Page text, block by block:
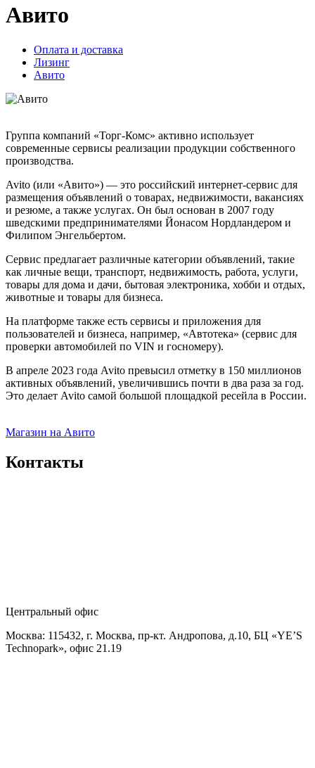
Авито
Оплата и доставка
Лизинг
Авито
Группа компаний «Торг-Комс» активно использует
современные сервисы реализации продукции собственного
производства.
Avito (или «Авито») — это российский интернет-сервис для
размещения объявлений о товарах, недвижимости, вакансиях
и резюме, а также услугах. Он был основан в 2007 году
шведскими предпринимателями Йонасом Нордландером и
Филипом Энгельбертом.
Сервис предлагает различные категории объявлений, такие
как личные вещи, транспорт, недвижимость, работа, услуги,
товары для дома и дачи, бытовая электроника, хобби и отдых,
животные и товары для бизнеса.
На платформе также есть сервисы и приложения для
пользователей и бизнеса, например, «Автотека» (сервис для
проверки автомобилей по VIN и госномеру).
В апреле 2023 года Avito превысил отметку в 150 миллионов
активных объявлений, увеличившись почти в два раза за год.
Это делает Avito самой большой площадкой ресейла в России.
Магазин на Авито
Контакты
Центральный офис
Москва: 115432, г. Москва, пр-кт. Андропова, д.10, БЦ «YE’S
Technopark», офис 21.19